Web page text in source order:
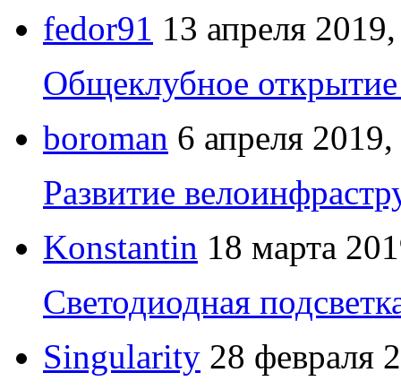
fedor91 13 апреля
Общеклубное открытие
boroman 6 апреля
Развитие
Konstantin 18 марта
Светодиодная
Singularity 28 февраля